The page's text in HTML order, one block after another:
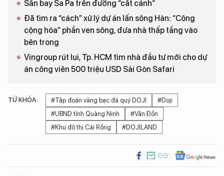
Sân bay Sa Pa trên đường “cất cánh“
Đã tìm ra “cách” xử lý dự án lấn sông Hàn: “Công
cộng hóa” phần ven sông, đưa nhà thấp tầng vào
bên trong
Vingroup rút lui, Tp. HCM tìm nhà đầu tư mới cho dự
án công viên 500 triệu USD Sài Gòn Safari
TỪ KHÓA: #Tập đoàn vàng bạc đá quý DOJI
#Doji
#UBND tỉnh Quảng Ninh
#Vân Đồn
#Khu đô thị Cái Rồng
#DOJILAND